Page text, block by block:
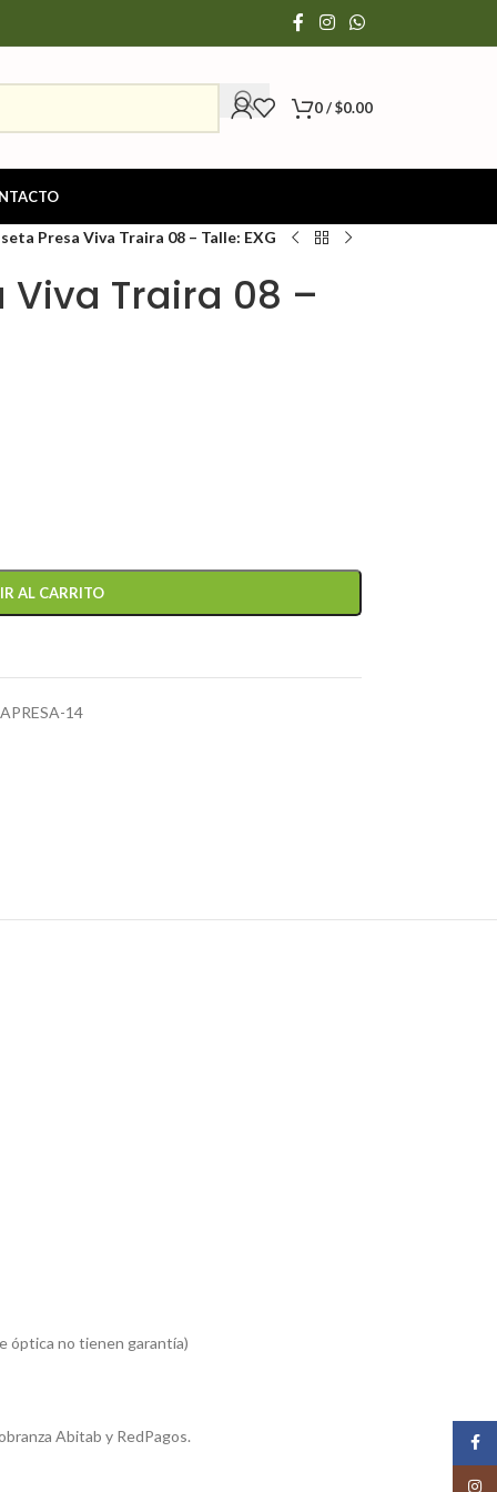
0/$0.00
Presa Viva Traira 08 – Talle: EXG
Traira 08 –
AL CARRITO
14
óptica no tienen garantía)
Abitab y RedPagos.